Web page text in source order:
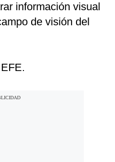
información visual
de visión del